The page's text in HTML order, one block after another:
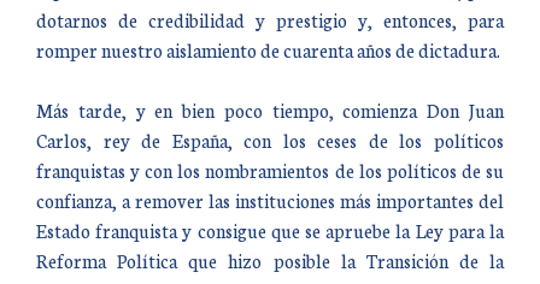
dotarnos de credibilidad y prestigio y, entonces, para
romper nuestro aislamiento de cuarenta años de dictadura.
Más tarde, y en bien poco tiempo, comienza Don Juan
Carlos, rey de España, con los ceses de los políticos
franquistas y con los nombramientos de los políticos de su
confianza, a remover las instituciones más importantes del
Estado franquista y consigue que se apruebe la Ley para la
Reforma Política que hizo posible la Transición de la